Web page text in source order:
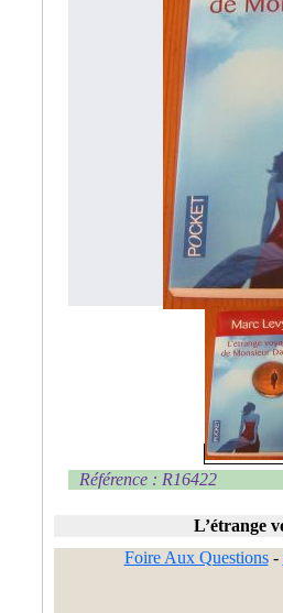
Référence : R16422
L’étrange
Foire Aux Questions-